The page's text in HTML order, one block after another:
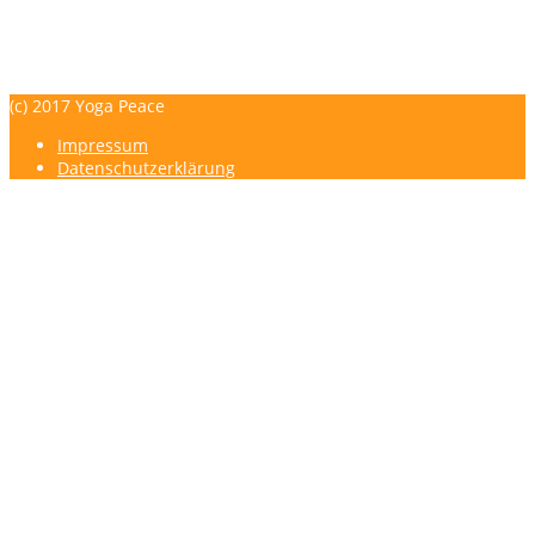
(c) 2017 Yoga Peace
Impressum
Datenschutzerklärung